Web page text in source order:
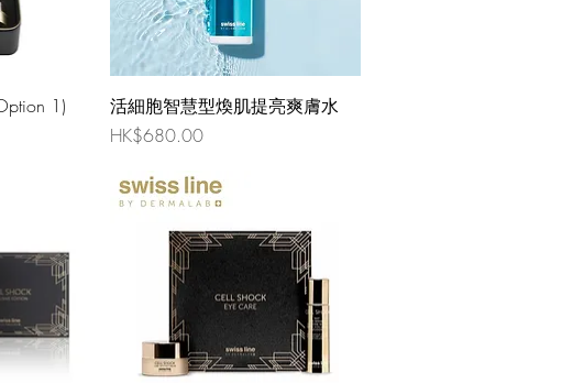
1)
活細胞智慧型煥肌提亮爽膚水
價格
HK$680.00